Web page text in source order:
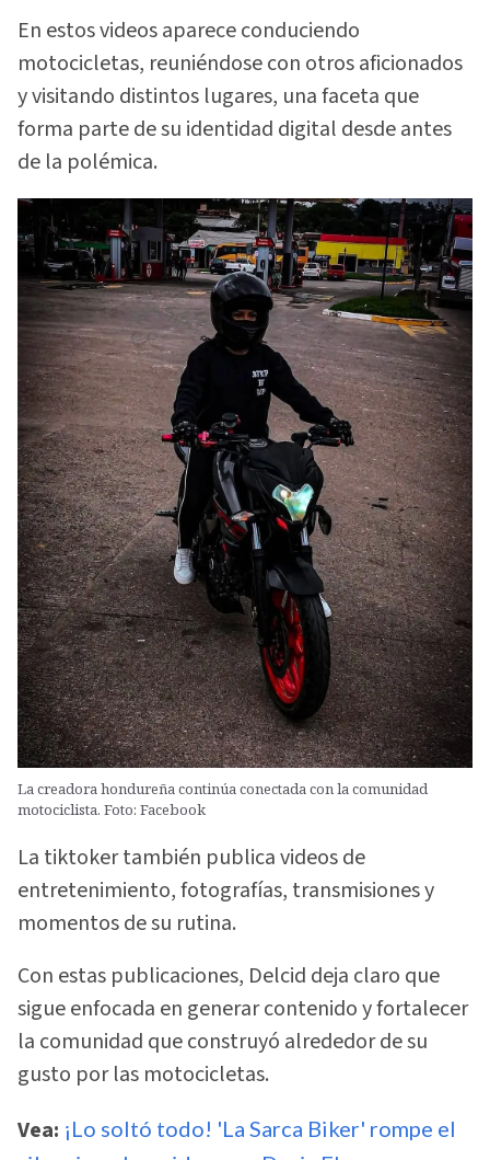
En estos videos aparece conduciendo
motocicletas, reuniéndose con otros aficionados
y visitando distintos lugares, una faceta que
forma parte de su identidad digital desde antes
de la polémica.
La creadora hondureña continúa conectada con la comunidad
motociclista. Foto: Facebook
La tiktoker también publica videos de
entretenimiento, fotografías, transmisiones y
momentos de su rutina.
Con estas publicaciones, Delcid deja claro que
sigue enfocada en generar contenido y fortalecer
la comunidad que construyó alrededor de su
gusto por las motocicletas.
Vea: ¡Lo soltó todo! 'La Sarca Biker' rompe el